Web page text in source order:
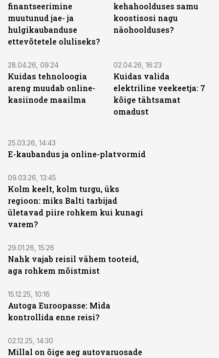
finantseerimine
muutunud jae- ja
hulgikaubanduse
ettevõtetele oluliseks?
kehahoolduses samu
koostisosi nagu
näohoolduses?
28.04.26, 09:24
Kuidas tehnoloogia
areng muudab online-
kasiinode maailma
02.04.26, 16:23
Kuidas valida
elektriline veekeetja: 7
kõige tähtsamat
omadust
25.03.26, 14:43
E-kaubandus ja online-platvormid
09.03.26, 13:45
Kolm keelt, kolm turgu, üks
regioon: miks Balti tarbijad
ületavad piire rohkem kui kunagi
varem?
29.01.26, 15:26
Nahk vajab reisil vähem tooteid,
aga rohkem mõistmist
15.12.25, 10:16
Autoga Euroopasse: Mida
kontrollida enne reisi?
02.12.25, 14:30
Millal on õige aeg autovaruosade